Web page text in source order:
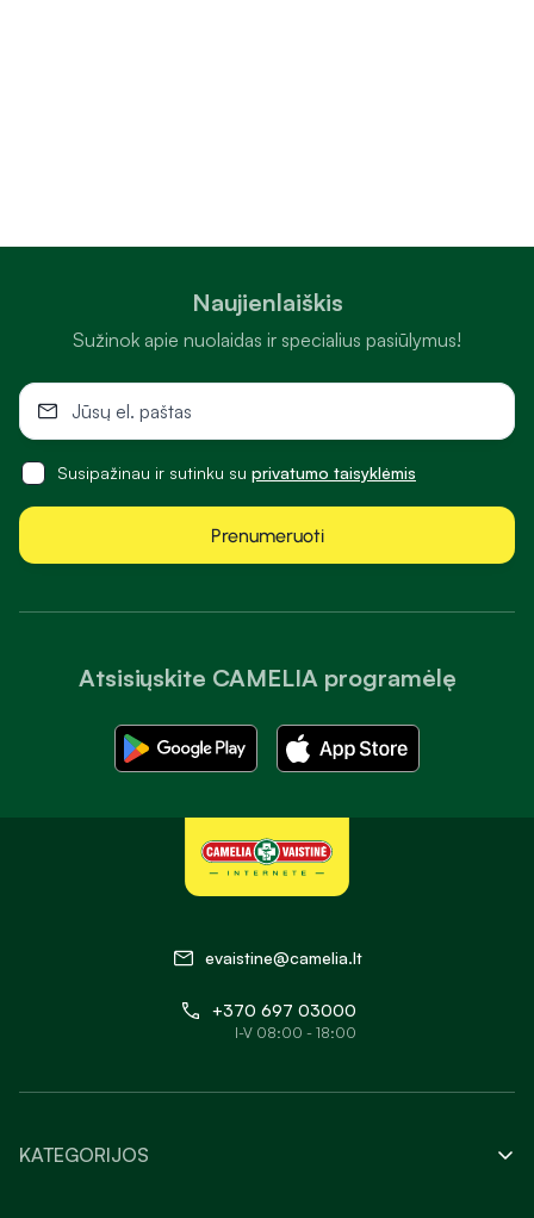
Atsisiųskite CAMELIA programėlę
Naujienlaiškis
Sužinok apie nuolaidas ir specialius pasiūlymus!
Susipažinau ir sutinku su privatumo taisyklėmis
Prenumeruoti
evaistine@camelia.lt
+370 697 03000
I-V 08:00 - 18:00
KATEGORIJOS